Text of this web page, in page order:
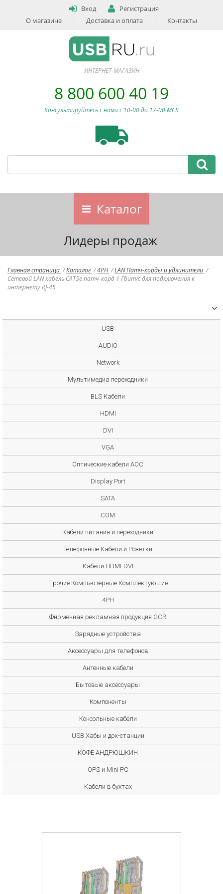
Вход
Регистрация
О магазине
Доставка и оплата Контакты
ИНТЕРНЕТ-МАГАЗИН
8 800 600 40 19
Консультируйтесь с нами c 10-00 до 17-00 МСК
Каталог
Лидеры продаж
Главная страница /Каталог /4PH /LAN Патч-корды и удлинители /
Сетевой LAN кабель CAT5e патч-корд 1 Гбит/с для подключения к
интернету RJ-45
USB
AUDIO
Network
Мультимедиа переходники
BLS Кабели
HDMI
DVI
VGA
Оптические кабели AOC
Display Port
SATA
COM
Кабели питания и переходники
Телефонные Кабели и Розетки
Кабели HDMI-DVI
Прочие Компьютерные Комплектующие
4PH
Фирменная рекламная продукция GCR
Зарядные устройства
Аксессуары для телефонов
Антенные кабели
Бытовые аксессуары
Компоненты
Консольные кабели
USB Хабы и док-станции
КОФЕ АНДРЮШКИН
OPS и Mini PC
Кабели в бухтах